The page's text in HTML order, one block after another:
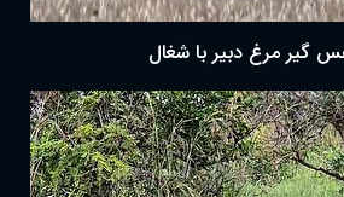
گیر مرغ دبیر با شغال